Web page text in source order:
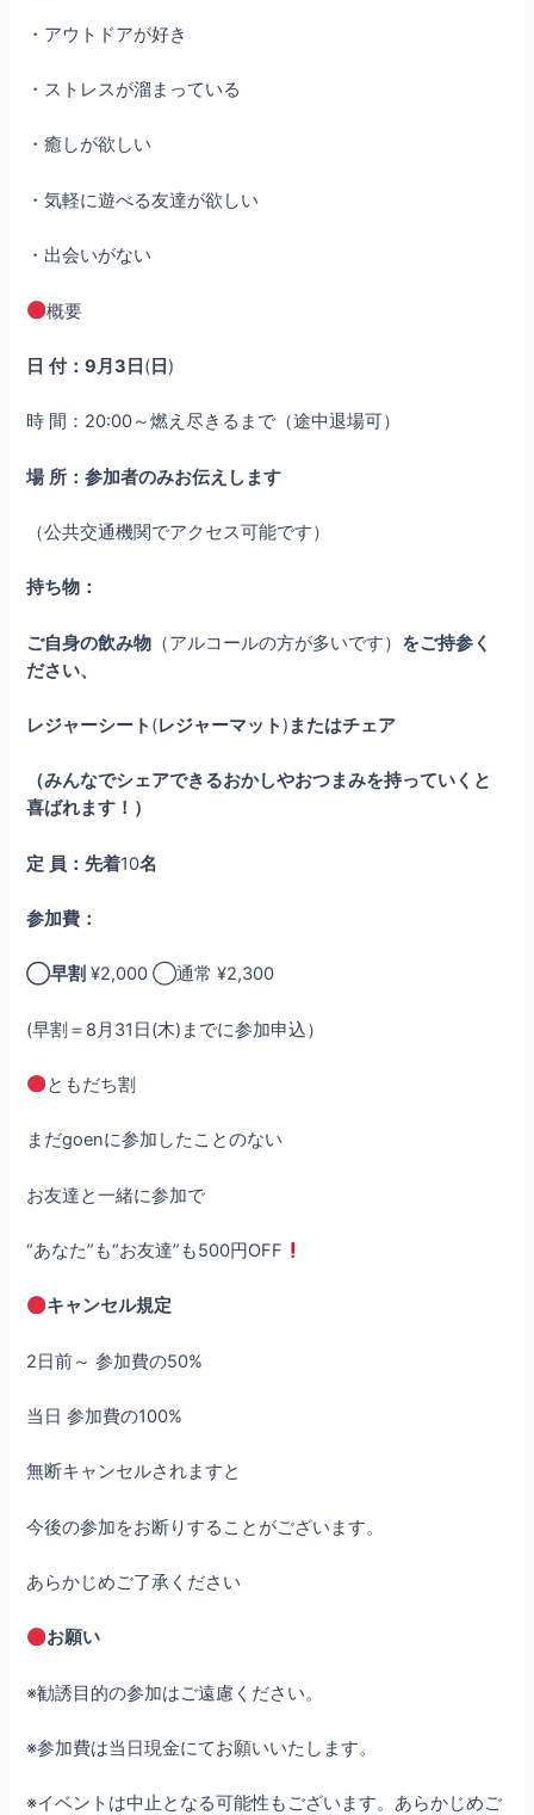
・アウトドアが好き
・ストレスが溜まっている
・癒しが欲しい
・気軽に遊べる友達が欲しい
・出会いがない
概要
日 付：9月3日 ( 日 )
時 間：20:00～燃え尽きるまで（途中退場可）
場 所：参加者のみお伝えします
（公共交通機関でアクセス可能です）
持ち物：
ご自身の飲み物 （アルコールの方が多いです） をご持参く
ださい、
レジャーシート (レジャーマット ) またはチェア
（みんなでシェアできるおかしやおつまみを持っていくと
喜ばれます！）
定 員：先着10名
参加費：
◯早割 ¥2,000 ◯通常 ¥2,300
(早割＝8月31日(木)までに参加申込）
ともだち割
まだgoenに参加したことのない
お友達と一緒に参加で
“あなた”も“お友達”も500円OFF
キャンセル規定
2日前～ 参加費の50%
当日 参加費の100%
無断キャンセルされますと
今後の参加をお断りすることがございます。
あらかじめご了承ください
お願い
※勧誘目的の参加はご遠慮ください。
※参加費は当日現金にてお願いいたします。
※イベントは中止となる可能性もございます。あらかじめご